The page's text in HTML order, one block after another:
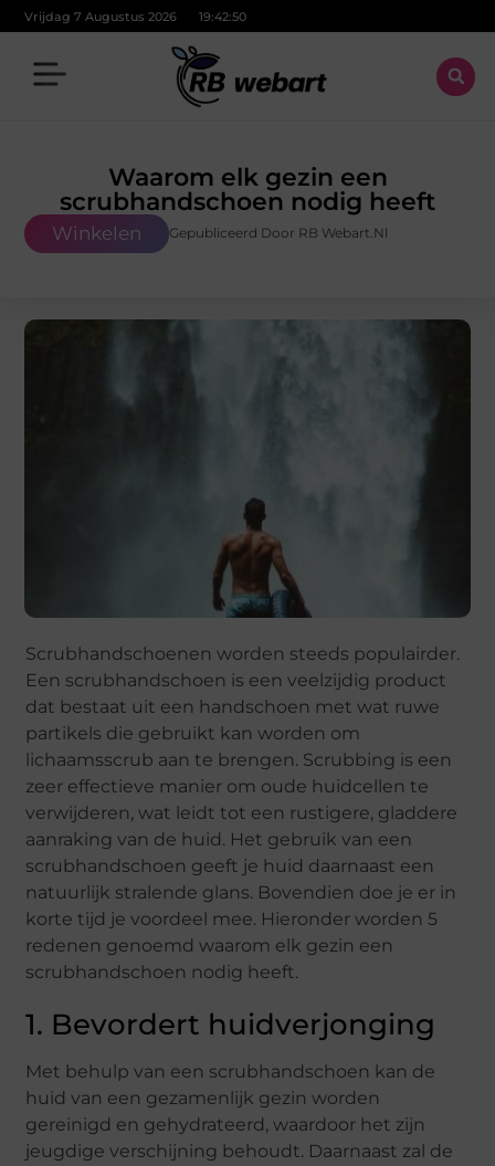
Vrijdag 7 Augustus 2026 19:42:51
Waarom elk gezin een
scrubhandschoen nodig heeft
Winkelen Gepubliceerd Door RB Webart.nl
Scrubhandschoenen worden steeds populairder.
Een scrubhandschoen is een veelzijdig product
dat bestaat uit een handschoen met wat ruwe
partikels die gebruikt kan worden om
lichaamsscrub aan te brengen. Scrubbing is een
zeer effectieve manier om oude huidcellen te
verwijderen, wat leidt tot een rustigere, gladdere
aanraking van de huid. Het gebruik van een
scrubhandschoen geeft je huid daarnaast een
natuurlijk stralende glans. Bovendien doe je er in
korte tijd je voordeel mee. Hieronder worden 5
redenen genoemd waarom elk gezin een
scrubhandschoen nodig heeft.
1. Bevordert huidverjonging
Met behulp van een scrubhandschoen kan de
huid van een gezamenlijk gezin worden
gereinigd en gehydrateerd, waardoor het zijn
jeugdige verschijning behoudt. Daarnaast zal de